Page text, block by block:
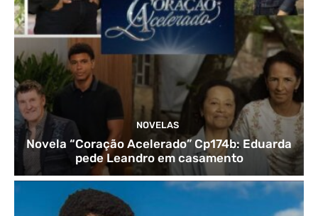
NOVELAS
Novela “Coração Acelerado” Cp174b: Eduarda
pede Leandro em casamento